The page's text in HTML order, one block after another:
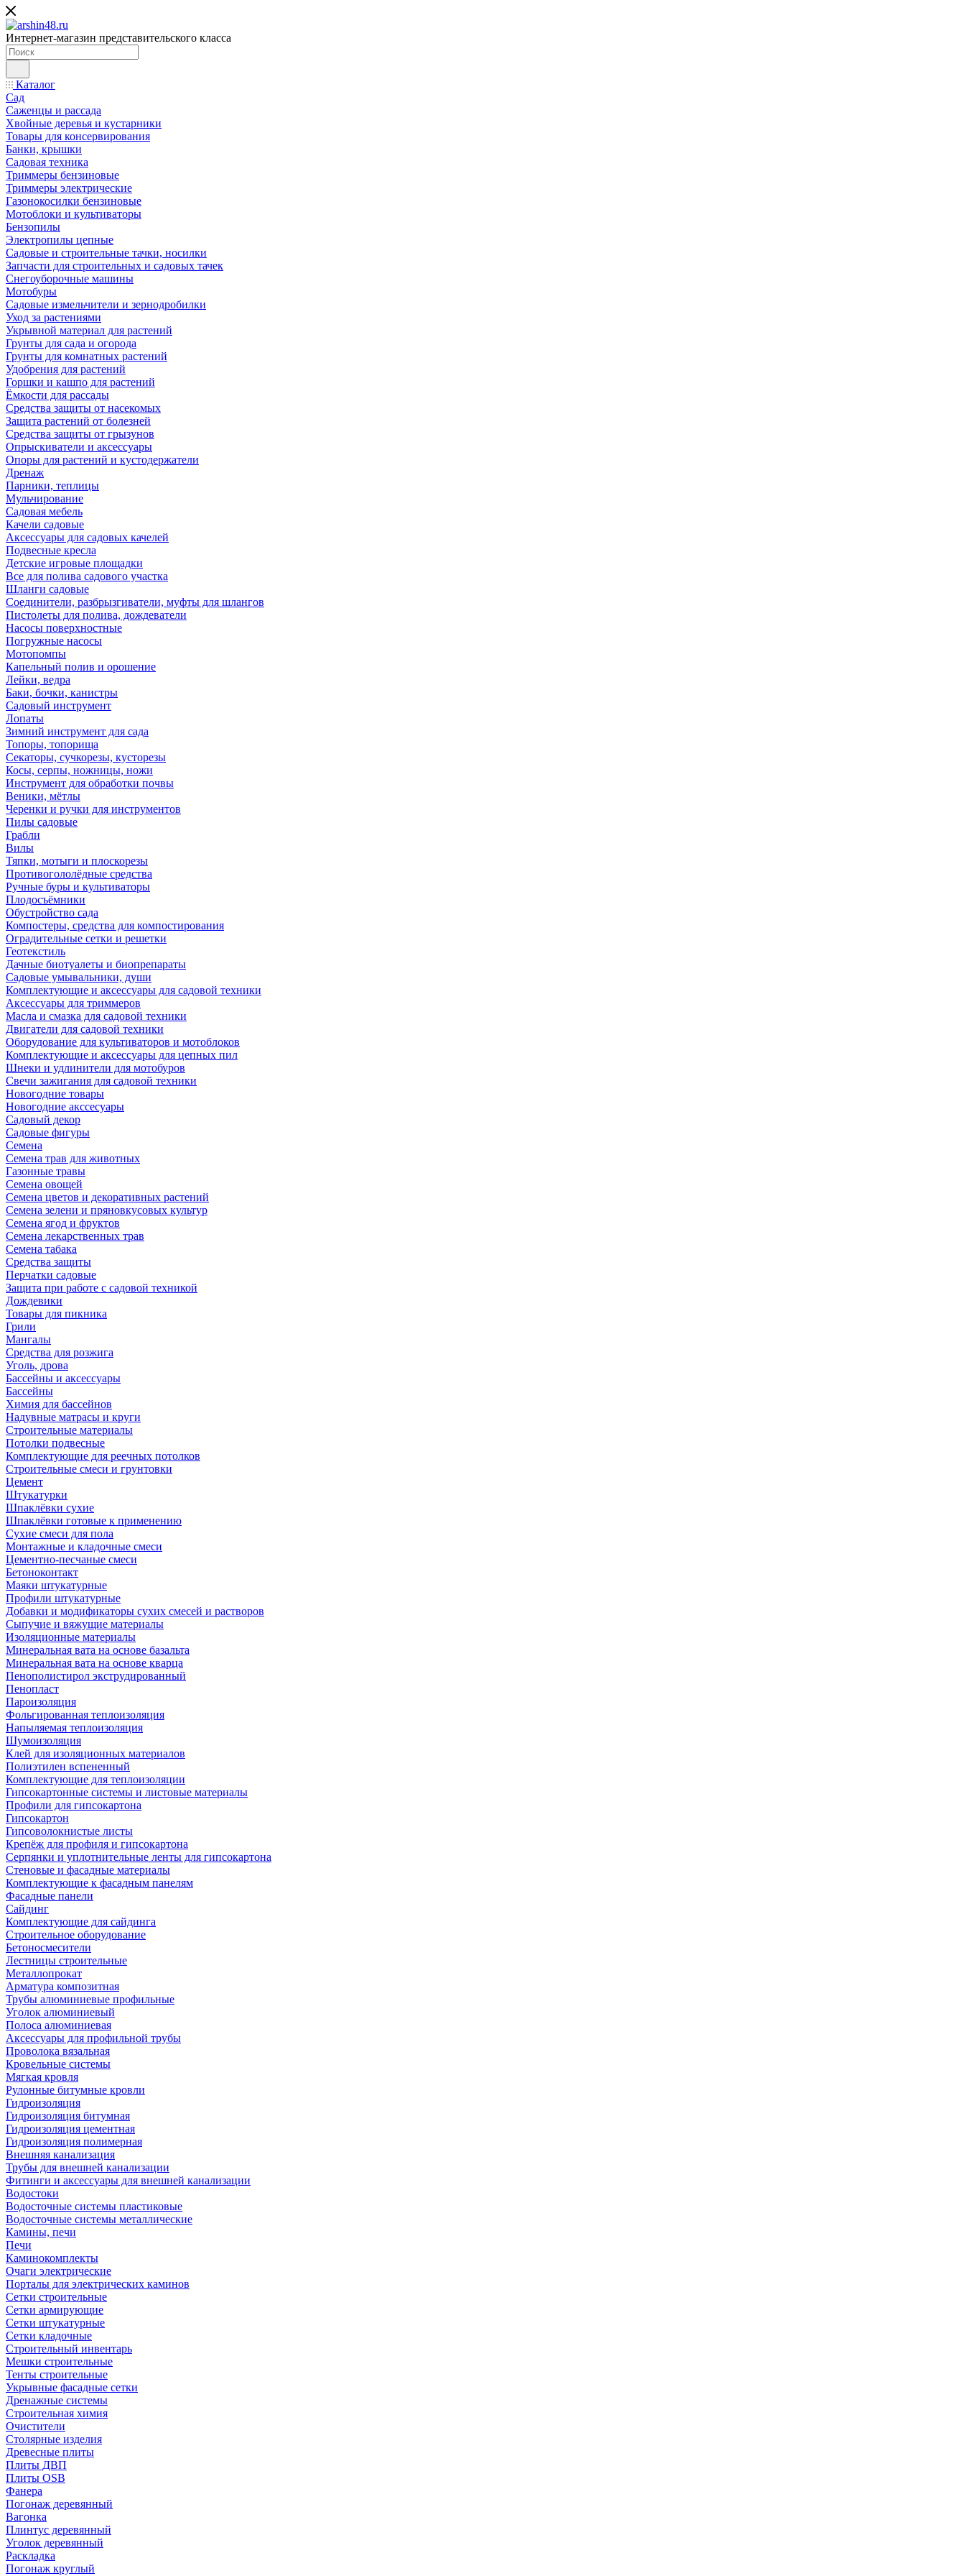
Интернет-магазин представительского класса
Каталог
Сад
Саженцы и рассада
Хвойные деревья и кустарники
Товары для консервирования
Банки, крышки
Садовая техника
Триммеры бензиновые
Триммеры электрические
Газонокосилки бензиновые
Мотоблоки и культиваторы
Бензопилы
Электропилы цепные
Садовые и строительные тачки, носилки
Запчасти для строительных и садовых тачек
Снегоуборочные машины
Мотобуры
Садовые измельчители и зернодробилки
Уход за растениями
Укрывной материал для растений
Грунты для сада и огорода
Грунты для комнатных растений
Удобрения для растений
Горшки и кашпо для растений
Ёмкости для рассады
Средства защиты от насекомых
Защита растений от болезней
Средства защиты от грызунов
Опрыскиватели и аксессуары
Опоры для растений и кустодержатели
Дренаж
Парники, теплицы
Мульчирование
Садовая мебель
Качели садовые
Аксессуары для садовых качелей
Подвесные кресла
Детские игровые площадки
Все для полива садового участка
Шланги садовые
Соединители, разбрызгиватели, муфты для шлангов
Пистолеты для полива, дождеватели
Насосы поверхностные
Погружные насосы
Мотопомпы
Капельный полив и орошение
Лейки, ведра
Баки, бочки, канистры
Садовый инструмент
Лопаты
Зимний инструмент для сада
Топоры, топорища
Секаторы, сучкорезы, кусторезы
Косы, серпы, ножницы, ножи
Инструмент для обработки почвы
Веники, мётлы
Черенки и ручки для инструментов
Пилы садовые
Грабли
Вилы
Тяпки, мотыги и плоскорезы
Противогололёдные средства
Ручные буры и культиваторы
Плодосъёмники
Обустройство сада
Компостеры, средства для компостирования
Оградительные сетки и решетки
Геотекстиль
Дачные биотуалеты и биопрепараты
Садовые умывальники, души
Комплектующие и аксессуары для садовой техники
Аксессуары для триммеров
Масла и смазка для садовой техники
Двигатели для садовой техники
Оборудование для культиваторов и мотоблоков
Комплектующие и аксессуары для цепных пил
Шнеки и удлинители для мотобуров
Свечи зажигания для садовой техники
Новогодние товары
Новогодние акссесуары
Садовый декор
Садовые фигуры
Семена
Семена трав для животных
Газонные травы
Семена овощей
Семена цветов и декоративных растений
Семена зелени и пряновкусовых культур
Семена ягод и фруктов
Семена лекарственных трав
Семена табака
Средства защиты
Перчатки садовые
Защита при работе с садовой техникой
Дождевики
Товары для пикника
Грили
Мангалы
Средства для розжига
Уголь, дрова
Бассейны и аксессуары
Бассейны
Химия для бассейнов
Надувные матрасы и круги
Строительные материалы
Потолки подвесные
Комплектующие для реечных потолков
Строительные смеси и грунтовки
Цемент
Штукатурки
Шпаклёвки сухие
Шпаклёвки готовые к применению
Сухие смеси для пола
Монтажные и кладочные смеси
Цементно-песчаные смеси
Бетоноконтакт
Маяки штукатурные
Профили штукатурные
Добавки и модификаторы сухих смесей и растворов
Сыпучие и вяжущие материалы
Изоляционные материалы
Минеральная вата на основе базальта
Минеральная вата на основе кварца
Пенополистирол экструдированный
Пенопласт
Пароизоляция
Фольгированная теплоизоляция
Напыляемая теплоизоляция
Шумоизоляция
Клей для изоляционных материалов
Полиэтилен вспененный
Комплектующие для теплоизоляции
Гипсокартонные системы и листовые материалы
Профили для гипсокартона
Гипсокартон
Гипсоволокнистые листы
Крепёж для профиля и гипсокартона
Серпянки и уплотнительные ленты для гипсокартона
Стеновые и фасадные материалы
Комплектующие к фасадным панелям
Фасадные панели
Сайдинг
Комплектующие для сайдинга
Строительное оборудование
Бетоносмесители
Лестницы строительные
Металлопрокат
Арматура композитная
Трубы алюминиевые профильные
Уголок алюминиевый
Полоса алюминиевая
Аксессуары для профильной трубы
Проволока вязальная
Кровельные системы
Мягкая кровля
Рулонные битумные кровли
Гидроизоляция
Гидроизоляция битумная
Гидроизоляция цементная
Гидроизоляция полимерная
Внешняя канализация
Трубы для внешней канализации
Фитинги и аксессуары для внешней канализации
Водостоки
Водосточные системы пластиковые
Водосточные системы металлические
Камины, печи
Печи
Каминокомплекты
Очаги электрические
Порталы для электрических каминов
Сетки строительные
Сетки армирующие
Сетки штукатурные
Сетки кладочные
Строительный инвентарь
Мешки строительные
Тенты строительные
Укрывные фасадные сетки
Дренажные системы
Строительная химия
Очистители
Столярные изделия
Древесные плиты
Плиты ДВП
Плиты OSB
Фанера
Погонаж деревянный
Вагонка
Плинтус деревянный
Уголок деревянный
Раскладка
Погонаж круглый